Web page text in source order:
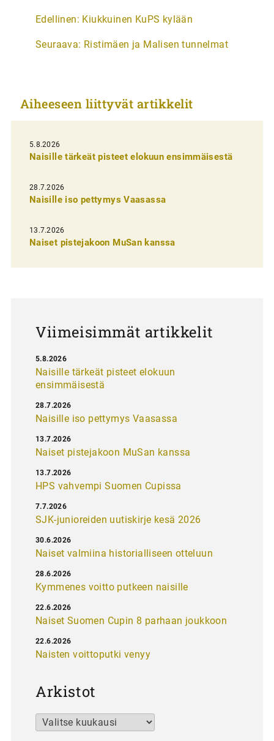
A
t
k
e
l
i
e
n
e
Edellinen: Kiukkuinen KuPS kylään
Seuraava: Ristimäen ja Malisen tunnelmat
Aiheeseen liittyvät artikkelit
5.8.2026
Naisille tärkeät pisteet elokuun ensimmäisestä
28.7.2026
Naisille iso pettymys Vaasassa
13.7.2026
Naiset pistejakoon MuSan kanssa
Viimeisimmät artikkelit
Naisille tärkeät pisteet elokuun
ensimmäisestä
5.8.2026
Naisille iso pettymys Vaasassa
28.7.2026
Naiset pistejakoon MuSan kanssa
13.7.2026
HPS vahvempi Suomen Cupissa
13.7.2026
SJK-junioreiden uutiskirje kesä 2026
7.7.2026
Naiset valmiina historialliseen otteluun
30.6.2026
Kymmenes voitto putkeen naisille
28.6.2026
Naiset Suomen Cupin 8 parhaan joukkoon
22.6.2026
Naisten voittoputki venyy
22.6.2026
Arkistot
Arkistot